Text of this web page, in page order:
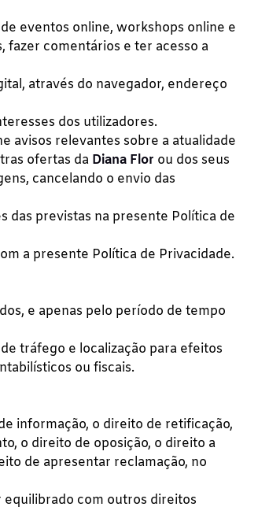
eventos online, workshops online e
fazer comentários e ter acesso a
através do navegador, endereço
dos utilizadores.
avisos relevantes sobre a atualidade
ofertas da Diana Flor ou dos seus
cancelando o envio das
das previstas na presente Política de
a presente Política de Privacidade.
e apenas pelo período de tempo
tráfego e localização para efeitos
ou fiscais.
informação, o direito de retificação,
o direito de oposição, o direito a
de apresentar reclamação, no
equilibrado com outros direitos